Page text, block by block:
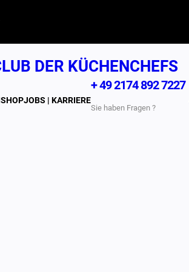
DER KÜCHENCHEFS
SHOPJOBS | KARRIERE
+ 49 2174 892 7227
Sie haben Fragen ?